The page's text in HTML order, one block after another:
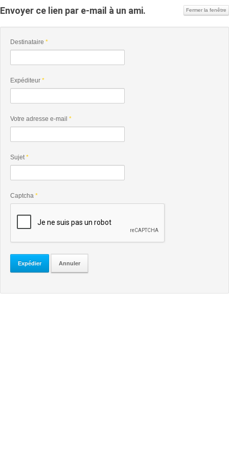
Envoyer ce lien par e-mail à un ami. Fermer la fenêtre
Destinataire *
Expéditeur *
Votre adresse e-mail *
Sujet*
Captcha *
Expédier Annuler